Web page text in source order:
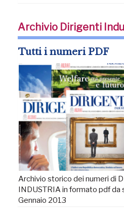
Archivio Dirigenti
Tutti i numeri PDF
Archivio storico dei numeri di
INDUSTRIA in formato pdf da
Gennaio 2013